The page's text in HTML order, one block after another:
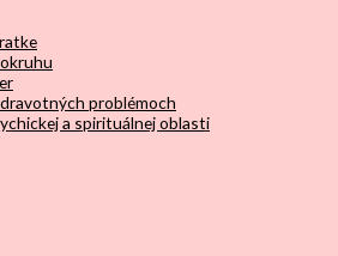
problémoch
a spirituálnej oblasti